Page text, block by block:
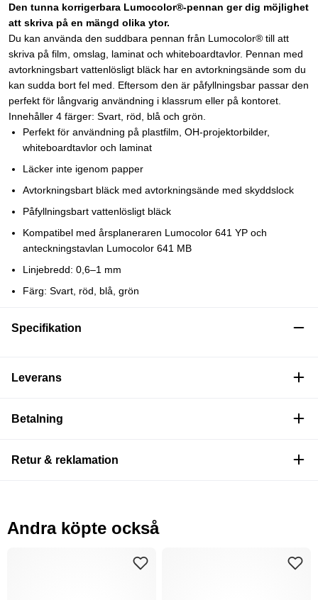
Den tunna korrigerbara Lumocolor®-pennan ger dig möjlighet
att skriva på en mängd olika ytor.
Du kan använda den suddbara pennan från Lumocolor® till att
skriva på film, omslag, laminat och whiteboardtavlor. Pennan med
avtorkningsbart vattenlösligt bläck har en avtorkningsände som du
kan sudda bort fel med. Eftersom den är påfyllningsbar passar den
perfekt för långvarig användning i klassrum eller på kontoret.
Innehåller 4 färger: Svart, röd, blå och grön.
Perfekt för användning på plastfilm, OH-projektorbilder,
whiteboardtavlor och laminat
Läcker inte igenom papper
Avtorkningsbart bläck med avtorkningsände med skyddslock
Påfyllningsbart vattenlösligt bläck
Kompatibel med årsplaneraren Lumocolor 641 YP och
anteckningstavlan Lumocolor 641 MB
Linjebredd: 0,6–1 mm
Färg: Svart, röd, blå, grön
Specifikation
Leverans
Betalning
Retur & reklamation
Andra köpte också